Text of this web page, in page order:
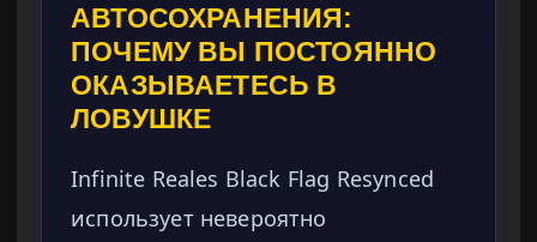
АВТОСОХРАНЕНИЯ:
ПОЧЕМУ ВЫ ПОСТОЯННО
ОКАЗЫВАЕТЕСЬ В
ЛОВУШКЕ
Infinite Reales Black Flag Resynced
использует невероятно